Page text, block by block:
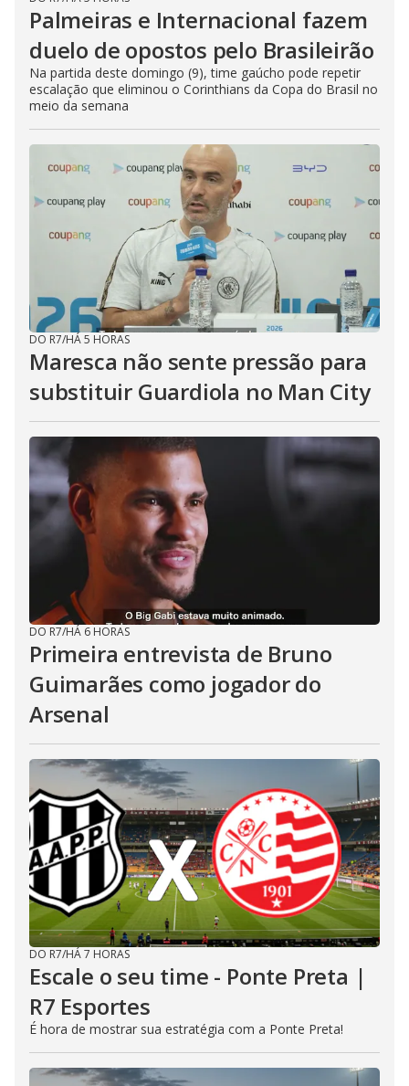
Palmeiras e Internacional fazem
duelo de opostos pelo Brasileirão
Na partida deste domingo (9), time gaúcho pode repetir
escalação que eliminou o Corinthians da Copa do Brasil no
meio da semana
DO R7/HÁ 5 HORAS
Maresca não sente pressão para
substituir Guardiola no Man City
DO R7/HÁ 6 HORAS
Primeira entrevista de Bruno
Guimarães como jogador do
Arsenal
DO R7/HÁ 7 HORAS
Escale o seu time - Ponte Preta |
R7 Esportes
É hora de mostrar sua estratégia com a Ponte Preta!